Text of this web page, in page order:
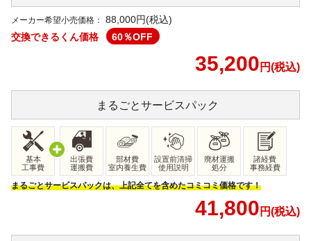
メーカー希望小売価格： 88,000円(税込)
交換できるくん価格
60％OFF
35,200 円(税込)
まるごとサービスパック
基本
工事費
出張費
運搬費
部材費
室内養生費
設置前清掃
使用説明
廃材運搬
処分
諸経費
事務経費
まるごとサービスパックは、上記全てを含めたコミコミ価格です！
41,800 円(税込)